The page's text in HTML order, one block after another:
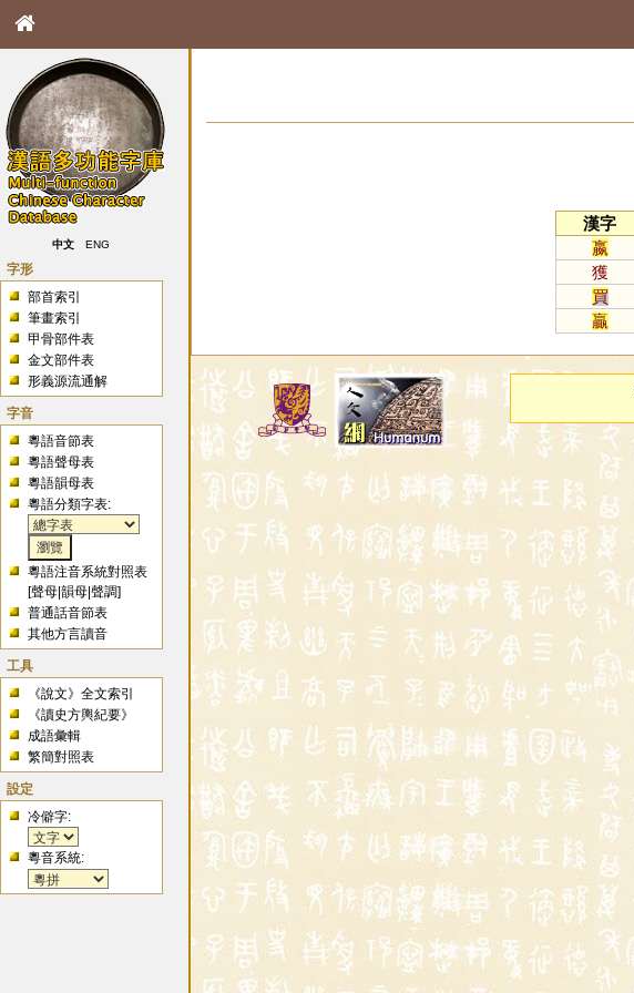
中文 ENG
字形
部首索引
筆畫索引
甲骨部件表
金文部件表
形義源流通解
字音
粵語音節表
粵語聲母表
粵語韻母表
粵語分類字表:
粵語注音系統對照表
[聲母 |韻母 |聲調]
普通話音節表
其他方言讀音
工具
《說文》全文索引
《讀史方輿紀要》
成語彙輯
繁簡對照表
設定
冷僻字:
粵音系統:
漢字
嬴
獲
買
贏